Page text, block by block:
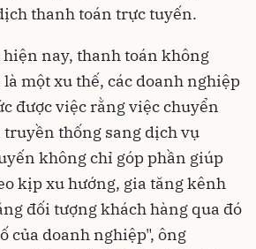
thanh toán trực tuyến.
nay, thanh toán không
một xu thế, các doanh nghiệp
được việc rằng việc chuyển
thống sang dịch vụ
không chỉ góp phần giúp
kịp xu hướng, gia tăng kênh
đối tượng khách hàng qua đó
của doanh nghiệp", ông